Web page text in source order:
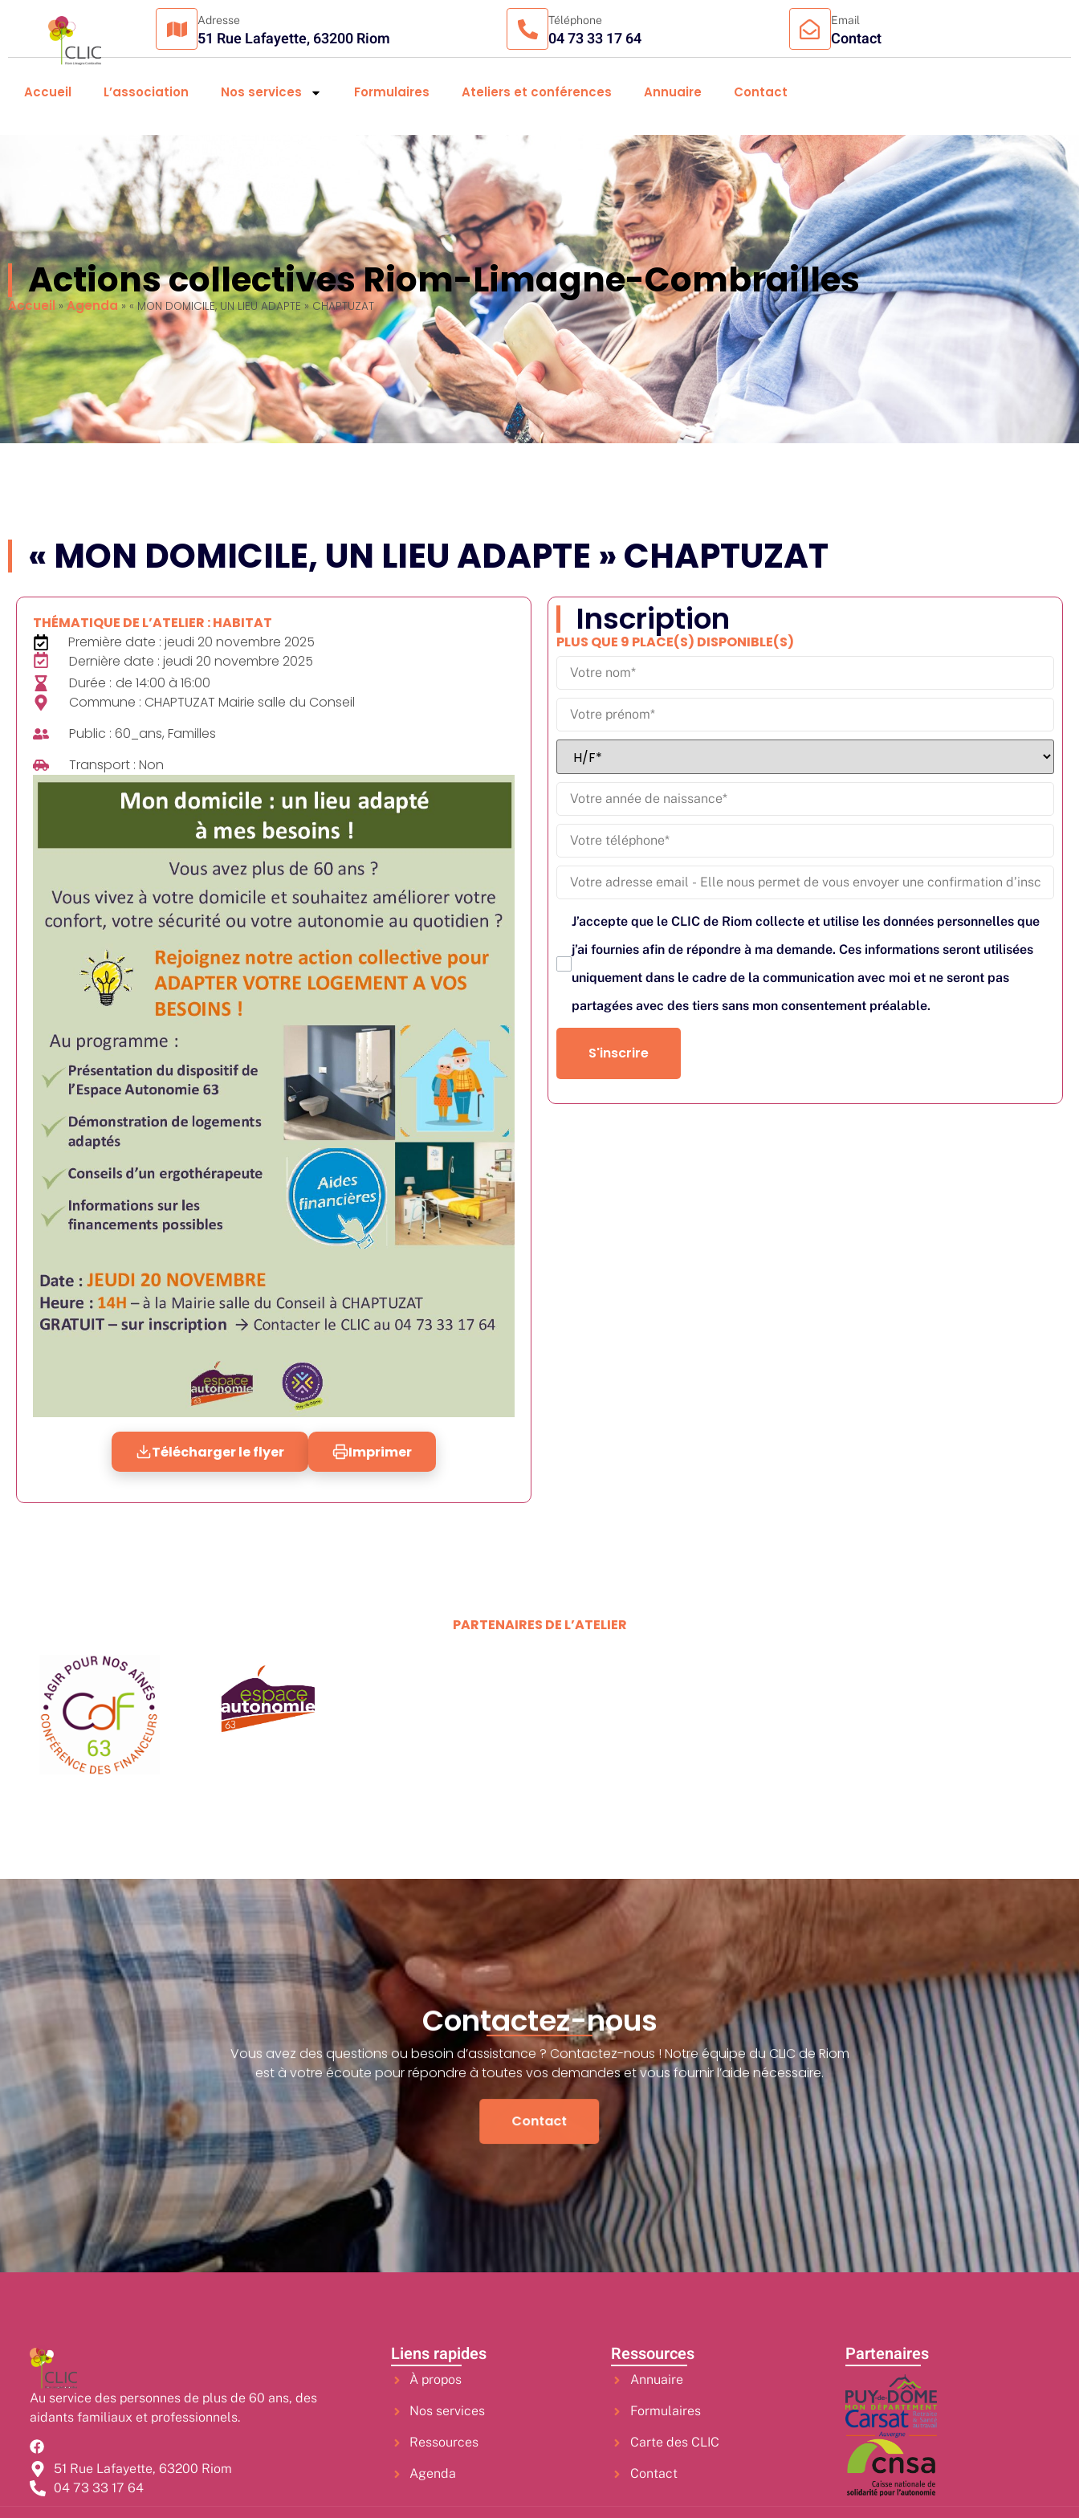
Adresse
51 Rue Lafayette, 63200 Riom
Téléphone
04 73 33 17 64
Email
Contact
Accueil L’association Nos services Formulaires Ateliers et conférences Annuaire Contact
Actions collectives Riom-Limagne-Combrailles
Accueil » Agenda» « MON DOMICILE, UN LIEU ADAPTE » CHAPTUZAT
« MON DOMICILE, UN LIEU ADAPTE » CHAPTUZAT
THÉMATIQUE DE L’ATELIER : HABITAT
Première date : jeudi 20 novembre 2025
Dernière date : jeudi 20 novembre 2025
Durée : de 14:00 à 16:00
Commune : CHAPTUZAT Mairie salle du Conseil
Public : 60_ans, Familles
Transport : Non
Télécharger le flyer Imprimer
Inscription
PLUS QUE 9 PLACE(S) DISPONIBLE(S)
J’accepte que le CLIC de Riom collecte et utilise les données personnelles que
j’ai fournies afin de répondre à ma demande. Ces informations seront utilisées
uniquement dans le cadre de la communication avec moi et ne seront pas
partagées avec des tiers sans mon consentement préalable.
S'inscrire
PARTENAIRES DE L’ATELIER
Contactez-nous
Vous avez des questions ou besoin d’assistance ? Contactez-nous ! Notre équipe du CLIC de Riom
est à votre écoute pour répondre à toutes vos demandes et vous fournir l’aide nécessaire.
Contact
Au service des personnes de plus de 60 ans, des
aidants familiaux et professionnels.
51 Rue Lafayette, 63200 Riom
04 73 33 17 64
Liens rapides
À propos
Nos services
Ressources
Agenda
Ressources
Annuaire
Formulaires
Carte des CLIC
Contact
Partenaires